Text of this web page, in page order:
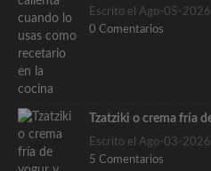
Escrito el Ago-05-2026
0 Comentarios
Tzatziki o crema fría
Escrito el Ago-03-2026
5 Comentarios